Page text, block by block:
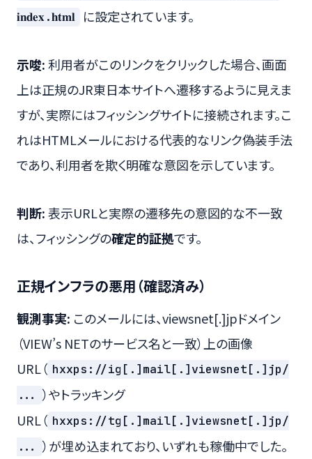
𝐢𝐧𝐝𝐞𝐱.𝐡𝐭𝐦𝐥 に設定されています。
示唆:利用者がこのリンクをクリックした場合、画面
上は正規のJR東日本サイトへ遷移するように見えま
すが、実際にはフィッシングサイトに接続されます。こ
れはHTMLメールにおける代表的なリンク偽装手法
であり、利用者を欺く明確な意図を示しています。
判断:表示URLと実際の遷移先の意図的な不一致
は、フィッシングの確定的証拠です。
正規インフラの悪用（確認済み）
観測事実: このメールには、viewsnet[.]jpドメイン
（VIEW’s NETのサービス名と一致）上の画像
URL（ hxxps://ig[.]mail[.]viewsnet[.]jp/
...
）やトラッキング
URL（ hxxps://tg[.]mail[.]viewsnet[.]jp/
...
）が埋め込まれており、いずれも稼働中でした。